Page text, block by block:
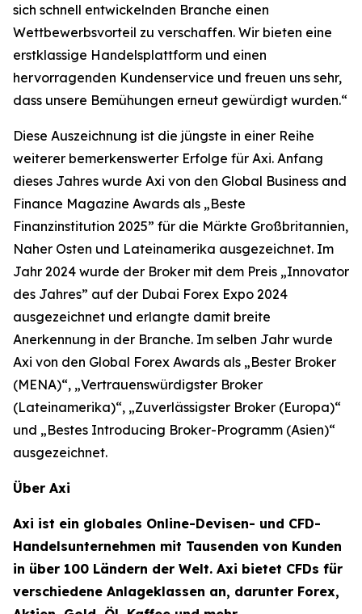
sich schnell entwickelnden Branche einen
Wettbewerbsvorteil zu verschaffen. Wir bieten eine
erstklassige Handelsplattform und einen
hervorragenden Kundenservice und freuen uns sehr,
dass unsere Bemühungen erneut gewürdigt wurden.“
Diese Auszeichnung ist die jüngste in einer Reihe
weiterer bemerkenswerter Erfolge für Axi. Anfang
dieses Jahres wurde Axi von den Global Business and
Finance Magazine Awards als „Beste
Finanzinstitution 2025” für die Märkte Großbritannien,
Naher Osten und Lateinamerika ausgezeichnet. Im
Jahr 2024 wurde der Broker mit dem Preis „Innovator
des Jahres” auf der Dubai Forex Expo 2024
ausgezeichnet und erlangte damit breite
Anerkennung in der Branche. Im selben Jahr wurde
Axi von den Global Forex Awards als „Bester Broker
(MENA)“, „Vertrauenswürdigster Broker
(Lateinamerika)“, „Zuverlässigster Broker (Europa)“
und „Bestes Introducing Broker-Programm (Asien)“
ausgezeichnet.
Über Axi
Axi ist ein globales Online-Devisen- und CFD-
Handelsunternehmen mit Tausenden von Kunden
in über 100 Ländern der Welt. Axi bietet CFDs für
verschiedene Anlageklassen an, darunter Forex,